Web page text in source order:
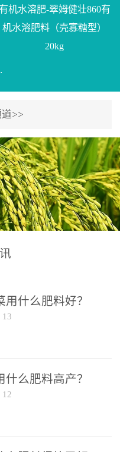
底肥：亩用本品40kg-
100kg可替代有机肥，配合
复合肥、水溶肥或细土
均后沟施、穴施、撒施
均可。3、沟施穴施:幼树
状沟施，每棵用150-
，成年树放射状沟
，每棵用0.5kg-1kg，可
肥施，也可拌土施。4、
苗床土：每平方米苗床
用本品1kg-2kg与苗床土
匀后播种。5、园林盆
用本品30g-50g追肥或作
肥。
机水溶肥-翠姆健壮860有
机水溶肥料（壳寡糖型）
20kg
通用名称】有机水溶肥
【产品剂型】水剂【产
规格】5kg、20kg【技术
标】有机质≥200g/L、
L、PH:6.5-
、水不溶物≤50g/L【执
标准】NY/T3831-
准字15306号【使用
法】适合于基施、追
及无土栽培和营养液的
方施肥。1、苗期冲施、
亩/次配合大量元素水
>>
用什么肥料好？
13
什么肥料高产？
12